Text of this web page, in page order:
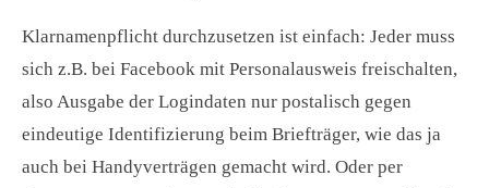
Klarnamenpflicht durchzusetzen ist einfach: Jeder muss
sich z.B. bei Facebook mit Personalausweis freischalten,
also Ausgabe der Logindaten nur postalisch gegen
eindeutige Identifizierung beim Briefträger, wie das ja
auch bei Handyverträgen gemacht wird. Oder per